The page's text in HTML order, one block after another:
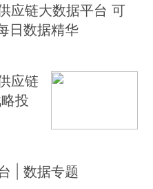
应链大数据平台 可
日数据精华
应链
投
| 数据专题